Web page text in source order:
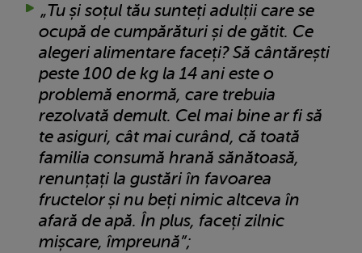
„Tu și soțul tău sunteți adulții care se
ocupă de cumpărături și de gătit. Ce
alegeri alimentare faceți? Să cântărești
peste 100 de kg la 14 ani este o
problemă enormă, care trebuia
rezolvată demult. Cel mai bine ar fi să
te asiguri, cât mai curând, că toată
familia consumă hrană sănătoasă,
renunțați la gustări în favoarea
fructelor și nu beți nimic altceva în
afară de apă. În plus, faceți zilnic
mișcare, împreună”;